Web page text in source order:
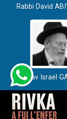
Rabbi David
Rav Israël